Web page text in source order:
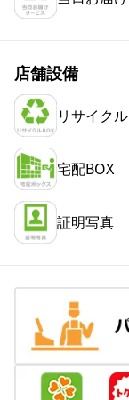
店舗設備
リサイク
宅配BOX
証明写真